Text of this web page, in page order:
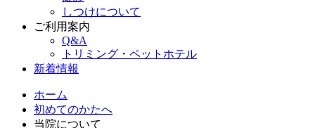
しつけについて
ご利用案内
Q&A
トリミング・ペットホテル
新着情報
ホーム
初めてのかたへ
当院について